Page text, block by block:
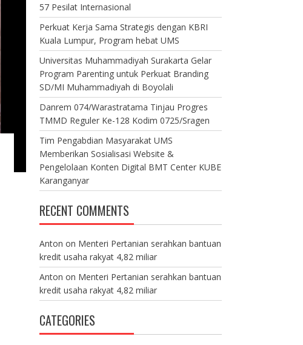
57 Pesilat Internasional
Perkuat Kerja Sama Strategis dengan KBRI
Kuala Lumpur, Program hebat UMS
Universitas Muhammadiyah Surakarta Gelar
Program Parenting untuk Perkuat Branding
SD/MI Muhammadiyah di Boyolali
Danrem 074/Warastratama Tinjau Progres
TMMD Reguler Ke-128 Kodim 0725/Sragen
Tim Pengabdian Masyarakat UMS
Memberikan Sosialisasi Website &
Pengelolaan Konten Digital BMT Center KUBE
Karanganyar
RECENT COMMENTS
Anton on Menteri Pertanian serahkan bantuan
kredit usaha rakyat 4,82 miliar
Anton on Menteri Pertanian serahkan bantuan
kredit usaha rakyat 4,82 miliar
CATEGORIES